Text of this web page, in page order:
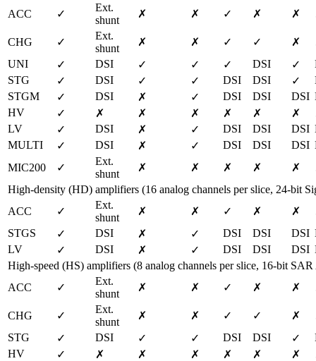
ACC
✓
Ext.
shunt
✗ ✗ ✓ ✗ ✗
CHG ✓
Ext.
shunt
✗ ✗ ✓ ✓ ✗
UNI
✓ DSI ✓ ✓ ✓ DSI ✓
STG
✓ DSI ✓ ✓ DSI DSI ✓
STGM
✓ DSI ✗ ✓ DSI DSI DSI
HV
✓ ✗ ✗ ✗ ✗ ✗ ✗
LV
✓ DSI ✗ ✓ DSI DSI DSI
MULTI
✓ DSI ✗ ✓ DSI DSI DSI
MIC200
✓
Ext.
shunt
✗ ✗ ✗ ✗ ✗
High-density (HD) amplifiers (16 analog channels per slice, 24-bit
ACC
✓
Ext.
shunt
✗ ✗ ✓ ✗ ✗
STGS
✓ DSI ✗ ✓ DSI DSI DSI
LV
✓ DSI ✗ ✓ DSI DSI DSI
High-speed (HS) amplifiers (8 analog channels per slice, 16-bit
ACC
✓
Ext.
shunt
✗ ✗ ✓ ✗ ✗
CHG ✓
Ext.
shunt
✗ ✗ ✓ ✓ ✗
STG
✓ DSI ✓ ✓ DSI DSI ✓
HV
✓ ✗ ✗ ✗ ✗ ✗ ✗